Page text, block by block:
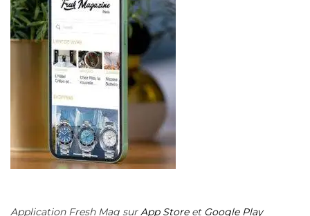
Application Fresh Mag surApp Storeet Google Play